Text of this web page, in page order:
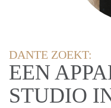
DANTE ZOEKT:
EEN
STUDIO